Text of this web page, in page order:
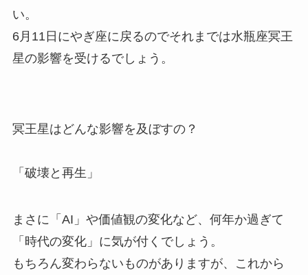
い。
6月11日にやぎ座に戻るのでそれまでは水瓶座冥王
星の影響を受けるでしょう。
冥王星はどんな影響を及ぼすの？
「破壊と再生」
まさに「AI」や価値観の変化など、何年か過ぎて
「時代の変化」に気が付くでしょう。
もちろん変わらないものがありますが、これから